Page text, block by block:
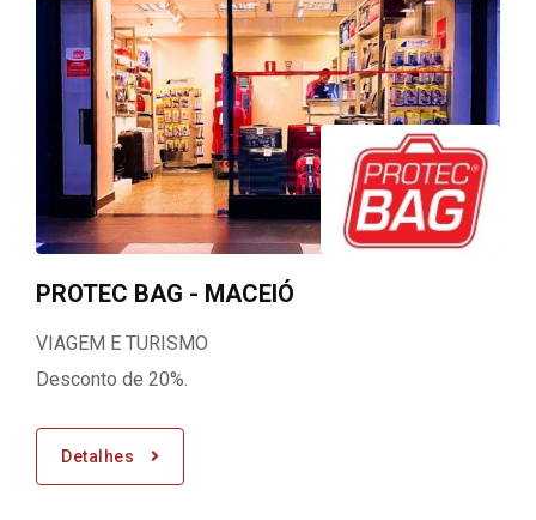
PROTEC BAG - MACEIÓ
VIAGEM E TURISMO
Desconto de 20%.
Detalhes